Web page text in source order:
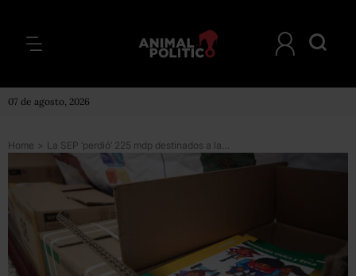
07 de agosto, 2026
Home > La SEP ‘perdió’ 225 mdp destinados a la producción de libros